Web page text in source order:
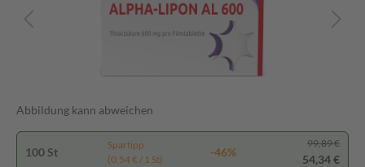
Abbildung kann abweichen
100 St
Spartipp
(0,54 € / 1 St)
-46%
99,89 €
54,34 €